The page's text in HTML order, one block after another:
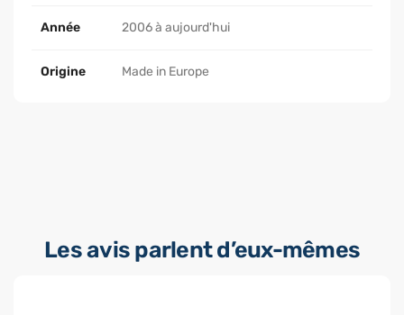
Année 2006 à aujourd'hui
Origine Made in Europe
Les avis parlent d’eux-mêmes